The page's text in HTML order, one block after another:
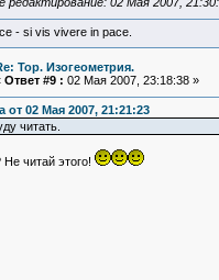
- si vis vivere in pace.
Тор. Изогеометрия.
Ответ #9 : 02 Мая 2007, 23:18:38 »
от 02 Мая 2007, 21:21:23
читать.
читай этого!